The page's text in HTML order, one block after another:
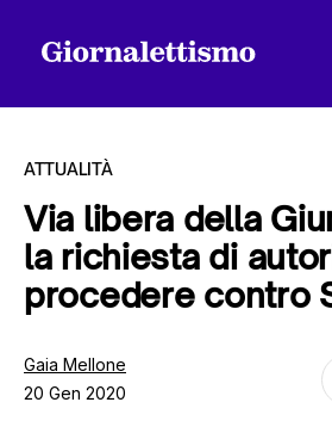
Tutti gli articoli
Chi siamo
ATTUALITÀ
Via libera della
la richiesta di
procedere contro
Gaia Mellone
20 Gen 2020